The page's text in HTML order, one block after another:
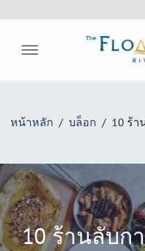
หน้าหลัก บล็อก 10 ร้าน
10 ร้านลับก